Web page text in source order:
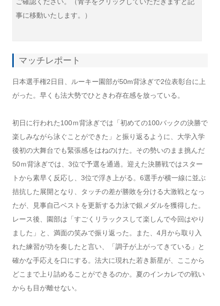
ご確認ください。
（青字をクリックしていただきますと記
事に移動いたします。）
マッチレポート
日本選手権2日目、ルーキー園部が50m背泳ぎで2位表彰台に上
がった。早くも法大勢でひときわ存在感を放っている。
初日に行われた100ｍ背泳ぎでは「初めての100バックの決勝で
楽しみながら泳ぐことができた」と振り返るように、大学入学
後初の大舞台でも緊張感をはねのけた。その勢いのまま挑んだ
50ｍ背泳ぎでは、3位で予選を通過。迎えた決勝戦ではスター
トから素早く反応し、3位で浮き上がる。6選手が横一線に並ぶ
拮抗した展開となり、タッチの差が勝敗を分ける大激戦となっ
たが、見事自己ベストを更新する力泳で銀メダルを獲得した。
レース後、園部は「すごくリラックスして楽しんで今回はやり
ました」と、満面の笑みで振り返った。また、4月から取り入
れた練習が功を奏したと言い、「調子が上がってきている」と
確かな手応えを口にする。法大に現れた若き新星が、ここから
どこまで上り詰めることができるのか。夏のインカレでの戦い
からも目が離せない。